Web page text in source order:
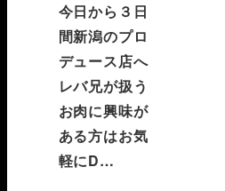
今日から３日
間新潟のプロ
デュース店へ
レバ兄が扱う
お肉に興味が
ある方はお気
軽にD…